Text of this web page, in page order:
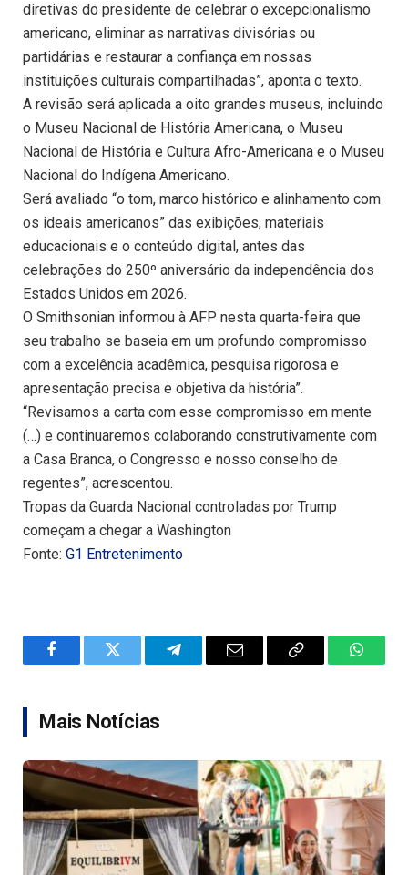
diretivas do presidente de celebrar o excepcionalismo
americano, eliminar as narrativas divisórias ou
partidárias e restaurar a confiança em nossas
instituições culturais compartilhadas”, aponta o texto.
A revisão será aplicada a oito grandes museus, incluindo
o Museu Nacional de História Americana, o Museu
Nacional de História e Cultura Afro-Americana e o Museu
Nacional do Indígena Americano.
Será avaliado “o tom, marco histórico e alinhamento com
os ideais americanos” das exibições, materiais
educacionais e o conteúdo digital, antes das
celebrações do 250º aniversário da independência dos
Estados Unidos em 2026.
O Smithsonian informou à AFP nesta quarta-feira que
seu trabalho se baseia em um profundo compromisso
com a excelência acadêmica, pesquisa rigorosa e
apresentação precisa e objetiva da história”.
“Revisamos a carta com esse compromisso em mente
(…) e continuaremos colaborando construtivamente com
a Casa Branca, o Congresso e nosso conselho de
regentes”, acrescentou.
Tropas da Guarda Nacional controladas por Trump
começam a chegar a Washington
Fonte: G1 Entretenimento
FacebookTwitter TelegramEmail
Copy
Mais Notícias